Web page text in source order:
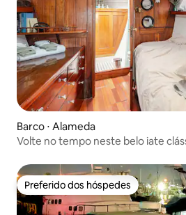
Barco ⋅ Alameda
Volte no tempo neste belo iate
Preferido dos hóspedes
Preferido dos hóspedes